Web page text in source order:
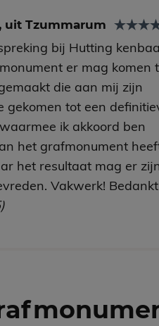
uit Tzummarum
bij Hutting
er mag komen
die aan mij zijn
gekomen tot een
ik akkoord ben
het grafmonument
het resultaat mag er
Vakwerk! Bedankt